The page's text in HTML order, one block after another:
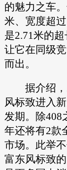
的魅力之车
米、宽度超
是2.71米的
让它在同级
而出。
据介绍，
风标致进入
发期。除408
年还将有2款
市场。此举
富东风标致